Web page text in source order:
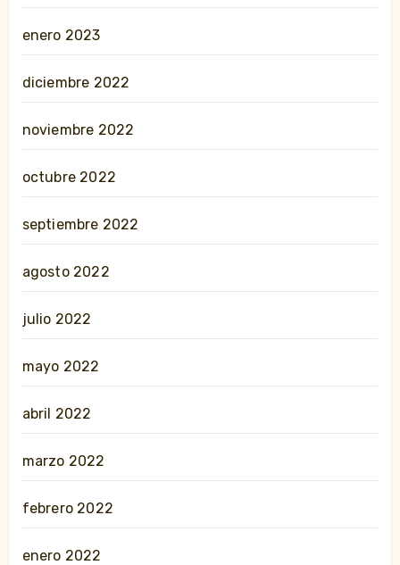
enero 2023
diciembre 2022
noviembre 2022
octubre 2022
septiembre 2022
agosto 2022
julio 2022
mayo 2022
abril 2022
marzo 2022
febrero 2022
enero 2022